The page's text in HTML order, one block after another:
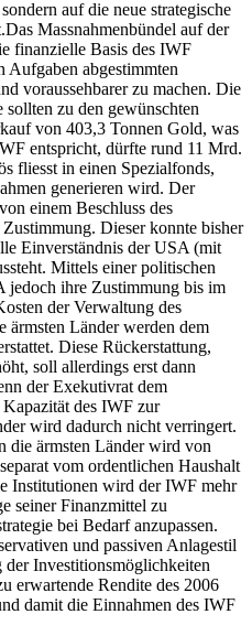
auf die neue strategische
Massnahmenbündel auf der
finanzielle Basis des IWF
Aufgaben abgestimmten
voraussehbarer zu machen. Die
zu den gewünschten
von 403,3 Tonnen Gold, was
entspricht, dürfte rund 11 Mrd.
fliesst in einen Spezialfonds,
generieren wird. Der
einem Beschluss des
Dieser konnte bisher
Einverständnis der USA (mit
Mittels einer politischen
jedoch ihre Zustimmung bis im
der Verwaltung des
ärmsten Länder werden dem
Diese Rückerstattung,
soll allerdings erst dann
der Exekutivrat dem
des IWF zur
wird dadurch nicht verringert.
die ärmsten Länder wird von
vom ordentlichen Haushalt
Institutionen wird der IWF mehr
seiner Finanzmittel zu
bei Bedarf anzupassen.
und passiven Anlagestil
Investitionsmöglichkeiten
erwartende Rendite des 2006
damit die Einnahmen des IWF